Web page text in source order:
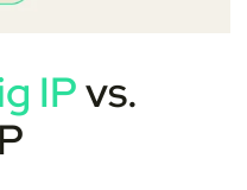
IPvs.